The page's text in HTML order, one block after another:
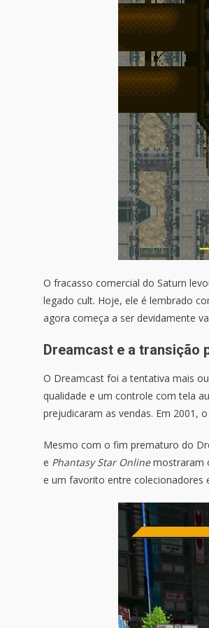
O fracasso comercial do Saturn
legado cult. Hoje, ele é lembrado
agora começa a ser devidamente
Dreamcast e a transição
O Dreamcast foi a tentativa mais
qualidade e um controle com tela
prejudicaram as vendas. Em 2001,
Mesmo com o fim prematuro do
e Phantasy Star Onlinemostraram
e um favorito entre colecionadores